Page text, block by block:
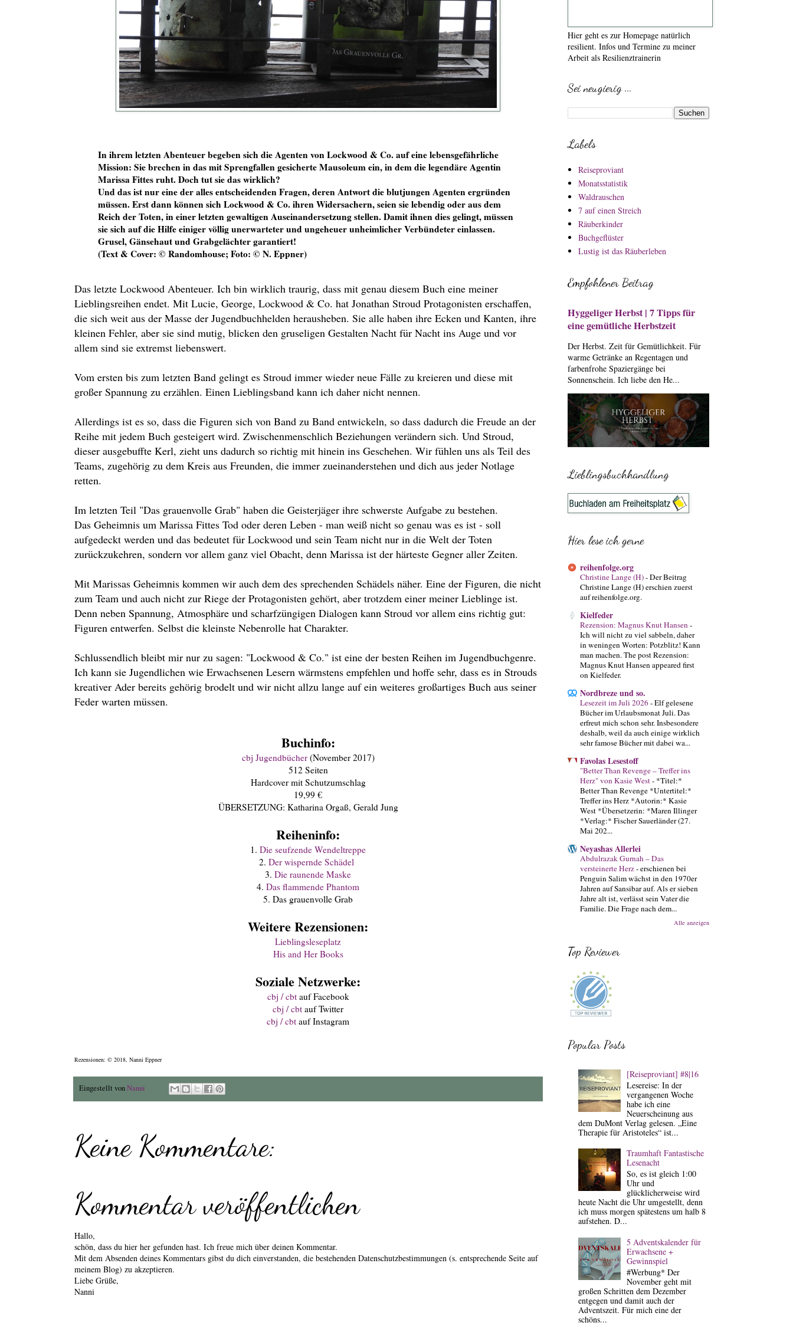
In ihrem letzten Abenteuer begeben sich die Agenten von Lockwood & Co. auf eine lebensgefährliche
Mission: Sie brechen in das mit Sprengfallen gesicherte Mausoleum ein, in dem die legendäre Agentin
Marissa Fittes ruht. Doch tut sie das wirklich?
Und das ist nur eine der alles entscheidenden Fragen, deren Antwort die blutjungen Agenten ergründen
müssen. Erst dann können sich Lockwood & Co. ihren Widersachern, seien sie lebendig oder aus dem
Reich der Toten, in einer letzten gewaltigen Auseinandersetzung stellen. Damit ihnen dies gelingt, müssen
sie sich auf die Hilfe einiger völlig unerwarteter und ungeheuer unheimlicher Verbündeter einlassen.
Grusel, Gänsehaut und Grabgelächter garantiert!
(Text & Cover: © Randomhouse; Foto: © N. Eppner)
Das letzte Lockwood Abenteuer. Ich bin wirklich traurig, dass mit genau diesem Buch eine meiner
Lieblingsreihen endet. Mit Lucie, George, Lockwood & Co. hat Jonathan Stroud Protagonisten erschaffen,
die sich weit aus der Masse der Jugendbuchhelden herausheben. Sie alle haben ihre Ecken und Kanten, ihre
kleinen Fehler, aber sie sind mutig, blicken den gruseligen Gestalten Nacht für Nacht ins Auge und vor
allem sind sie extremst liebenswert.
Vom ersten bis zum letzten Band gelingt es Stroud immer wieder neue Fälle zu kreieren und diese mit
großer Spannung zu erzählen. Einen Lieblingsband kann ich daher nicht nennen.
Allerdings ist es so, dass die Figuren sich von Band zu Band entwickeln, so dass dadurch die Freude an der
Reihe mit jedem Buch gesteigert wird. Zwischenmenschlich Beziehungen verändern sich. Und Stroud,
dieser ausgebuffte Kerl, zieht uns dadurch so richtig mit hinein ins Geschehen. Wir fühlen uns als Teil des
Teams, zugehörig zu dem Kreis aus Freunden, die immer zueinanderstehen und dich aus jeder Notlage
retten.
Im letzten Teil "Das grauenvolle Grab" haben die Geisterjäger ihre schwerste Aufgabe zu bestehen.
Das Geheimnis um Marissa Fittes Tod oder deren Leben - man weiß nicht so genau was es ist - soll
aufgedeckt werden und das bedeutet für Lockwood und sein Team nicht nur in die Welt der Toten
zurückzukehren, sondern vor allem ganz viel Obacht, denn Marissa ist der härteste Gegner aller Zeiten.
Mit Marissas Geheimnis kommen wir auch dem des sprechenden Schädels näher. Eine der Figuren, die nicht
zum Team und auch nicht zur Riege der Protagonisten gehört, aber trotzdem einer meiner Lieblinge ist.
Denn neben Spannung, Atmosphäre und scharfzüngigen Dialogen kann Stroud vor allem eins richtig gut:
Figuren entwerfen. Selbst die kleinste Nebenrolle hat Charakter.
Schlussendlich bleibt mir nur zu sagen: "Lockwood & Co." ist eine der besten Reihen im Jugendbuchgenre.
Ich kann sie Jugendlichen wie Erwachsenen Lesern wärmstens empfehlen und hoffe sehr, dass es in Strouds
kreativer Ader bereits gehörig brodelt und wir nicht allzu lange auf ein weiteres großartiges Buch aus seiner
Feder warten müssen.
Buchinfo:
cbj Jugendbücher(November 2017)
512 Seiten
Hardcover mit Schutzumschlag
19,99 €
ÜBERSETZUNG: Katharina Orgaß, Gerald Jung
Reiheninfo:
1. Die seufzende Wendeltreppe
2. Der wispernde Schädel
3. Die raunende Maske
4. Das flammende Phantom
5. Das grauenvolle Grab
Weitere Rezensionen:
Lieblingsleseplatz
His and Her Books
Soziale Netzwerke:
cbj / cbtauf Facebook
cbj / cbt auf Twitter
cbj / cbt auf Instagram
Rezensionen: © 2018, Nanni Eppner
Eingestellt vonNanni
Keine Kommentare:
Kommentar veröffentlichen
Hallo,
schön, dass du hier her gefunden hast. Ich freue mich über deinen Kommentar.
Mit dem Absenden deines Kommentars gibst du dich einverstanden, die bestehenden Datenschutzbestimmungen (s. entsprechende Seite auf
meinem Blog) zu akzeptieren.
Liebe Grüße,
Nanni
Hier geht es zur Homepage natürlich
resilient. Infos und Termine zu meiner
Arbeit als Resilienztrainerin
Sei neugierig ...
Labels
Reiseproviant
Monatsstatistik
Waldrauschen
7 auf einen Streich
Räuberkinder
Buchgeflüster
Lustig ist das Räuberleben
Empfohlener Beitrag
Hyggeliger Herbst | 7 Tipps für
eine gemütliche Herbstzeit
Der Herbst. Zeit für Gemütlichkeit. Für
warme Getränke an Regentagen und
farbenfrohe Spaziergänge bei
Sonnenschein. Ich liebe den He...
Lieblingsbuchhandlung
Hier lese ich gerne
reihenfolge.org
Christine Lange (H)-Der Beitrag
Christine Lange (H) erschien zuerst
auf reihenfolge.org.
Kielfeder
Rezension: Magnus Knut Hansen-
Ich will nicht zu viel sabbeln, daher
in weningen Worten: Potzblitz! Kann
man machen. The post Rezension:
Magnus Knut Hansen appeared first
on Kielfeder.
Nordbreze und so.
Lesezeit im Juli 2026-Elf gelesene
Bücher im Urlaubsmonat Juli. Das
erfreut mich schon sehr. Insbesondere
deshalb, weil da auch einige wirklich
sehr famose Bücher mit dabei wa...
Favolas Lesestoff
"Better Than Revenge – Treffer ins
Herz" von Kasie West- *Titel:*
Better Than Revenge *Untertitel:*
Treffer ins Herz *Autorin:* Kasie
West *Übersetzerin: *Maren Illinger
*Verlag:* Fischer Sauerländer (27.
Mai 202...
Neyashas Allerlei
Abdulrazak Gurnah – Das
versteinerte Herz-erschienen bei
Penguin Salim wächst in den 1970er
Jahren auf Sansibar auf. Als er sieben
Jahre alt ist, verlässt sein Vater die
Familie. Die Frage nach dem...
Alle anzeigen
Top Reviewer
Popular Posts
[Reiseproviant] #8|16
Lesereise: In der
vergangenen Woche
habe ich eine
Neuerscheinung aus
dem DuMont Verlag gelesen. „Eine
Therapie für Aristoteles“ ist...
Traumhaft Fantastische
Lesenacht
So, es ist gleich 1:00
Uhr und
glücklicherweise wird
heute Nacht die Uhr umgestellt, denn
ich muss morgen spätestens um halb 8
aufstehen. D...
5 Adventskalender für
Erwachsene +
Gewinnspiel
#Werbung* Der
November geht mit
großen Schritten dem Dezember
entgegen und damit auch der
Adventszeit. Für mich eine der
schöns...